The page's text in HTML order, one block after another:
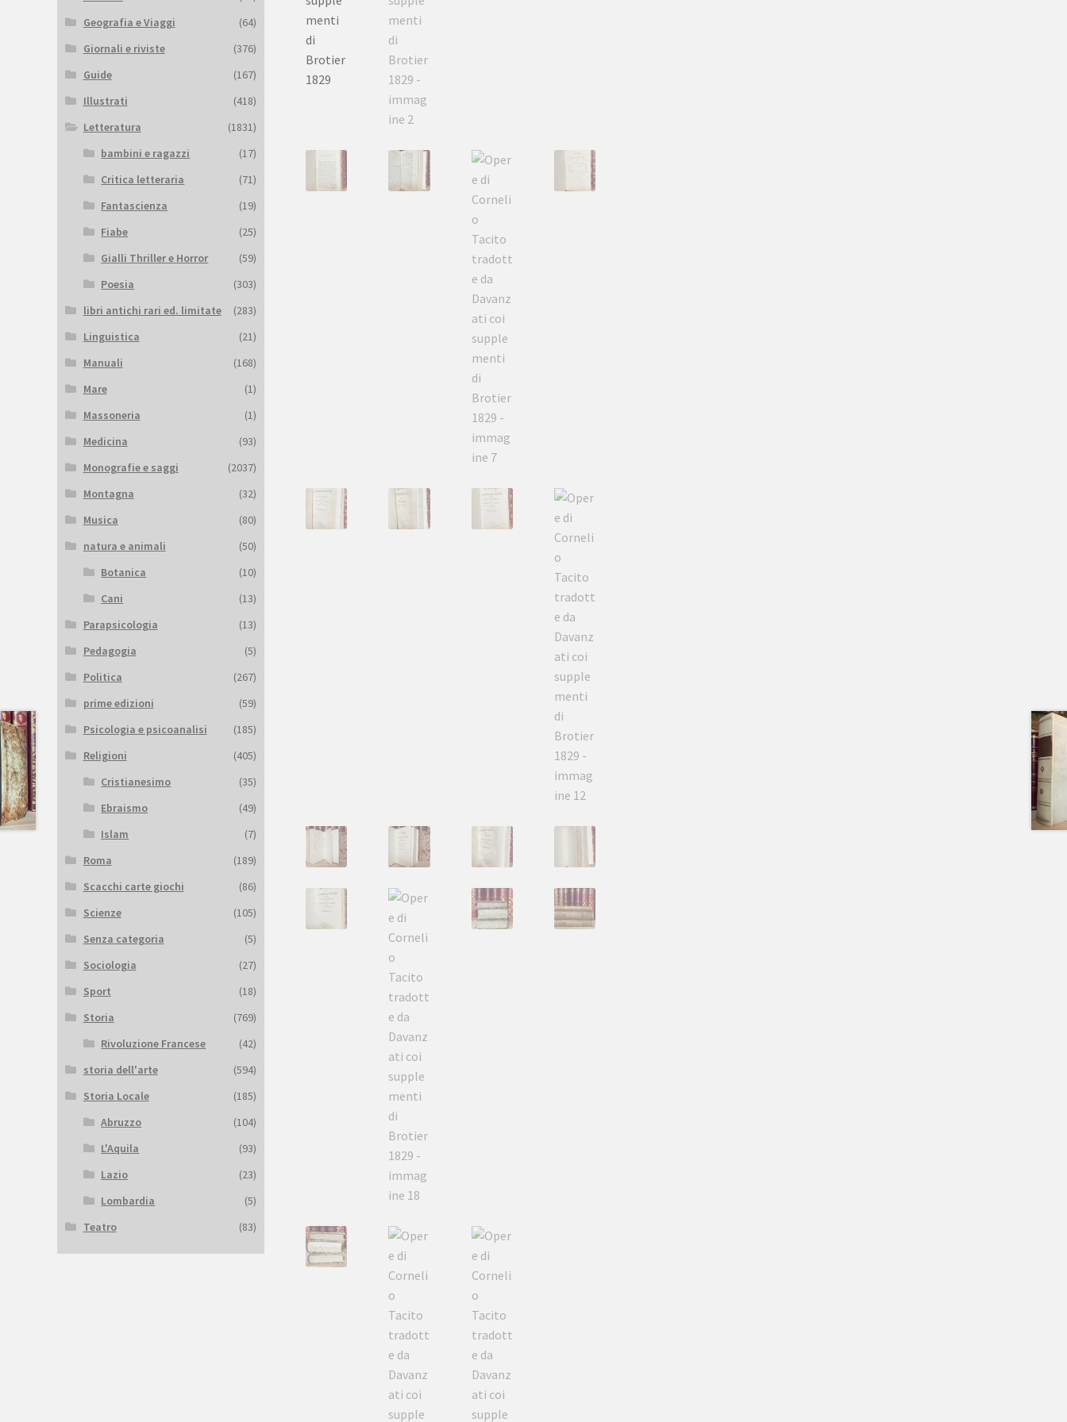
Geografia e Viaggi
(64)
Giornali e riviste
(376)
Guide
(167)
Illustrati
(418)
Letteratura
(1831)
bambini e ragazzi
(17)
Critica letteraria
(71)
Fantascienza
(19)
Fiabe
(25)
Gialli Thriller e Horror
(59)
Poesia
(303)
libri antichi rari ed. limitate
(283)
Linguistica
(21)
Manuali
(168)
Mare
(1)
Massoneria
(1)
Medicina
(93)
Monografie e saggi
(2037)
Montagna
(32)
Musica
(80)
natura e animali
(50)
Botanica
(10)
Cani
(13)
Parapsicologia
(13)
Pedagogia
(5)
Politica
(267)
prime edizioni
(59)
Psicologia e psicoanalisi
(185)
Religioni
(405)
Cristianesimo
(35)
Ebraismo
(49)
Islam
(7)
Roma
(189)
Scacchi carte giochi
(86)
Scienze
(105)
Senza categoria
(5)
Sociologia
(27)
Sport
(18)
Storia
(769)
Rivoluzione Francese
(42)
storia dell'arte
(594)
Storia Locale
(185)
Abruzzo
(104)
L'Aquila
(93)
Lazio
(23)
Lombardia
(5)
Teatro
(83)